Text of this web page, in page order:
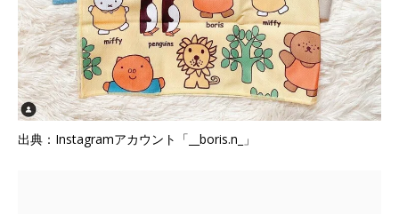
出典：Instagramアカウント「__boris.n_」